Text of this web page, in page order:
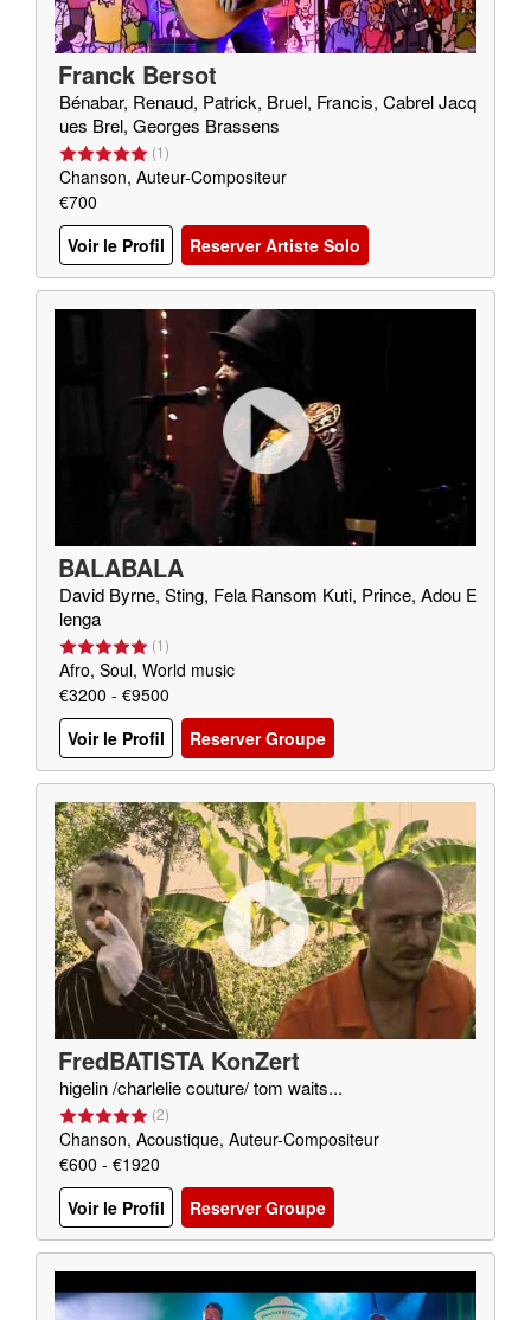
Franck Bersot
Bénabar, Renaud, Patrick, Bruel, Francis, Cabrel Jacq
ues Brel, Georges Brassens
(1)
Chanson, Auteur-Compositeur
€700
Voir le Profil
Reserver Artiste Solo
BALABALA
David Byrne, Sting, Fela Ransom Kuti, Prince, Adou E
lenga
(1)
Afro, Soul, World music
€3200 - €9500
Voir le Profil
Reserver Groupe
FredBATISTA KonZert
higelin /charlelie couture/ tom waits...
(2)
Chanson, Acoustique, Auteur-Compositeur
€600 - €1920
Voir le Profil
Reserver Groupe